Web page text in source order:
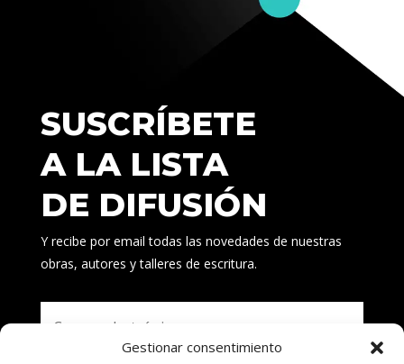
Gestionar consentimiento
SUSCRÍBETE
A LA LISTA
DE DIFUSIÓN
Y recibe por email todas las novedades de nuestras
obras, autores y talleres de escritura.